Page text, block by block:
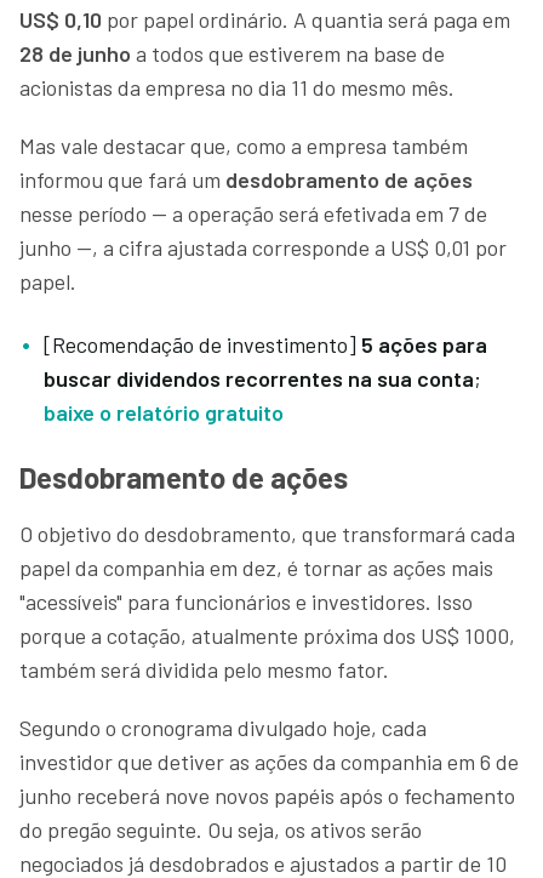
US$ 0,10 por papel ordinário. A quantia será paga em
28 de junho a todos que estiverem na base de
acionistas da empresa no dia 11 do mesmo mês.
Mas vale destacar que, como a empresa também
informou que fará um desdobramento de ações
nesse período — a operação será efetivada em 7 de
junho —, a cifra ajustada corresponde a US$ 0,01 por
papel.
[Recomendação de investimento] 5 ações para
buscar dividendos recorrentes na sua conta;
baixe o relatório gratuito
Desdobramento de ações
O objetivo do desdobramento, que transformará cada
papel da companhia em dez, é tornar as ações mais
"acessíveis" para funcionários e investidores. Isso
porque a cotação, atualmente próxima dos US$ 1000,
também será dividida pelo mesmo fator.
Segundo o cronograma divulgado hoje, cada
investidor que detiver as ações da companhia em 6 de
junho receberá nove novos papéis após o fechamento
do pregão seguinte. Ou seja, os ativos serão
negociados já desdobrados e ajustados a partir de 10